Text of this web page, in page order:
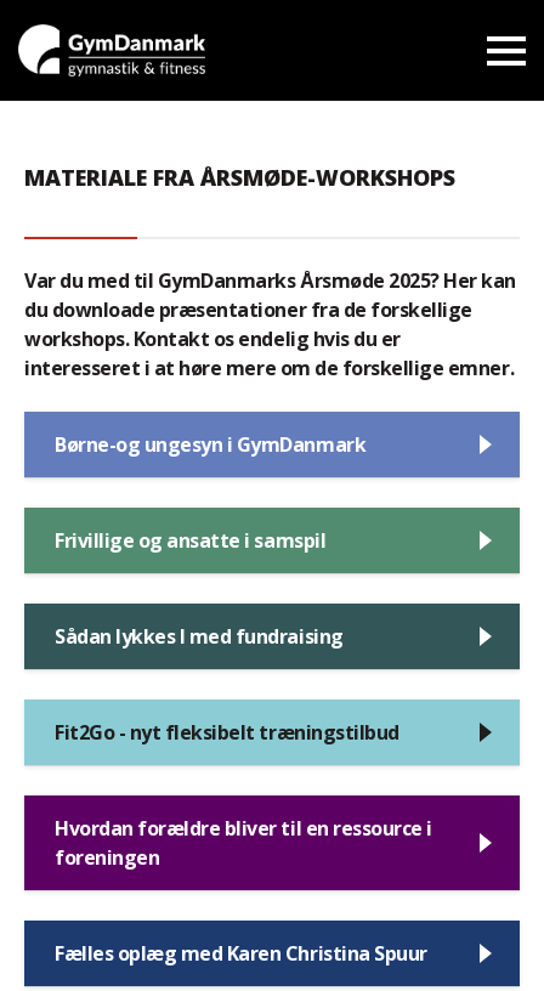
MATERIALE FRA ÅRSMØDE-WORKSHOPS
Var du med til GymDanmarks Årsmøde 2025? Her kan
du downloade præsentationer fra de forskellige
workshops. Kontakt os endelig hvis du er
interesseret i at høre mere om de forskellige emner.
Børne-og ungesyn i GymDanmark
Frivillige og ansatte i samspil
Sådan lykkes I med fundraising
Fit2Go - nyt fleksibelt træningstilbud
Hvordan forældre bliver til en ressource i
foreningen
Fælles oplæg med Karen Christina Spuur